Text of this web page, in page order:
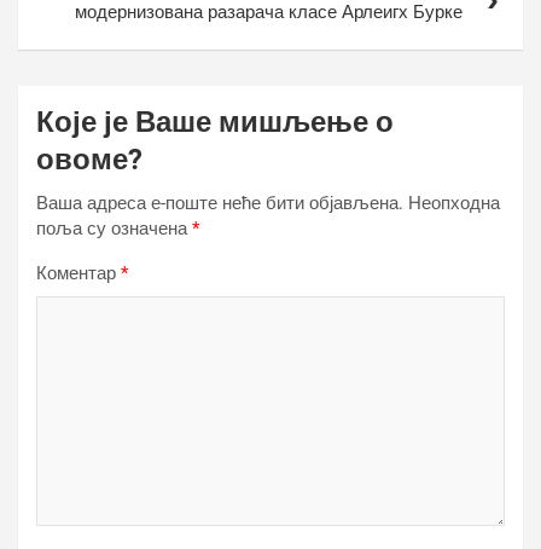
модернизована разарача класе Арлеигх Бурке
Које је Ваше мишљење о
овоме?
Ваша адреса е-поште неће бити објављена. Неопходна
поља су означена*
Коментар *